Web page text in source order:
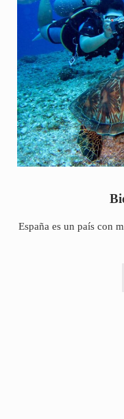
España es un país con